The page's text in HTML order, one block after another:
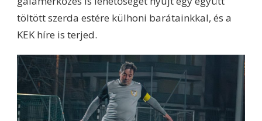
töltött szerda estére külhoni barátainkkal, és a
KEK híre is terjed.